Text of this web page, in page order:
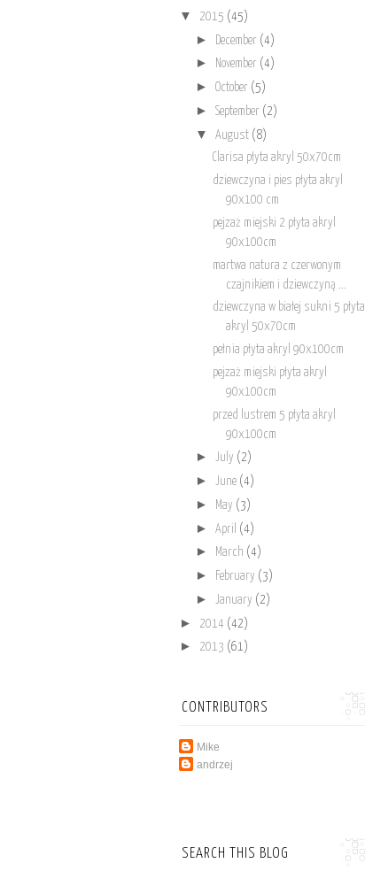
▼ 2015 (45)
► December (4)
► November (4)
► October (5)
► September (2)
▼ August (8)
Clarisa płyta akryl 50x70cm
dziewczyna i pies płyta akryl
90x100 cm
pejzaż miejski 2 płyta akryl
90x100cm
martwa natura z czerwonym
czajnikiem i dziewczyną ...
dziewczyna w białej sukni 5 płyta
akryl 50x70cm
pełnia płyta akryl 90x100cm
pejzaż miejski płyta akryl
90x100cm
przed lustrem 5 płyta akryl
90x100cm
► July (2)
► June (4)
► May (3)
► April (4)
► March (4)
► February (3)
► January (2)
► 2014 (42)
► 2013 (61)
CONTRIBUTORS
Mike
andrzej
SEARCH THIS BLOG